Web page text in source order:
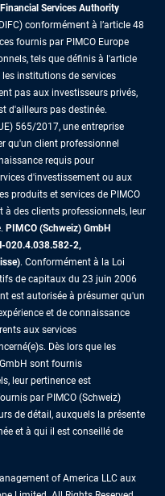
Services Authority
conformément à l’article 48
fournis par PIMCO Europe
tels que définis à l'article
institutions de services
pas aux investisseurs privés,
d'ailleurs pas destinée.
565/2017, une entreprise
qu'un client professionnel
requis pour
d'investissement ou aux
produits et services de PIMCO
à des clients professionnels, leur
PIMCO (Schweiz) GmbH
020.4.038.582-2,
. Conformément à la Loi
de capitaux du 23 juin 2006
est autorisée à présumer qu'un
et de connaissance
aux services
Dès lors que les
sont fournis
leur pertinence est
par PIMCO (Schweiz)
de détail, auxquels la présente
et à qui il est conseillé de
of America LLC aux